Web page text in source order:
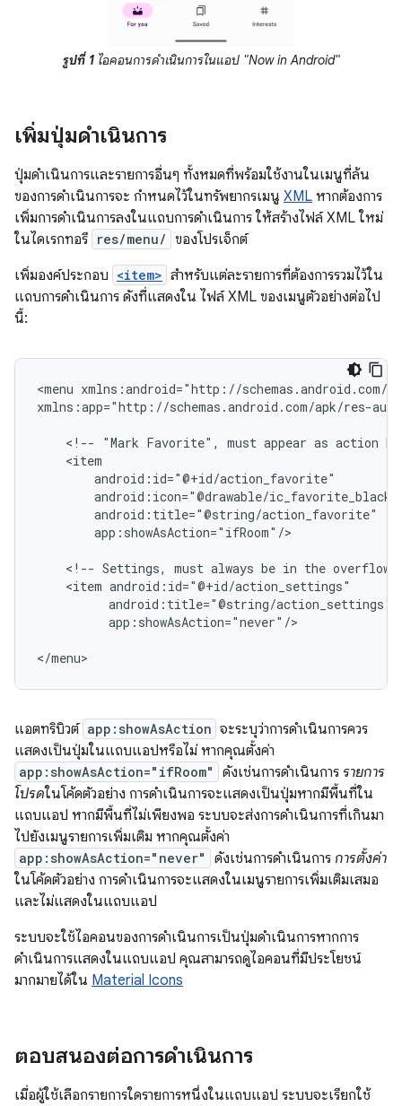
รูปที่ 1ไอคอนการดำเนินการในแอป "Now in Android"
เพิ่มปุ่มดำเนินการ
ปุ่มดำเนินการและรายการอื่นๆ ทั้งหมดที่พร้อมใช้งานในเมนูที่ล้น
ของการดำเนินการจะ กำหนดไว้ในทรัพยากรเมนู XML หากต้องการ
เพิ่มการดำเนินการลงในแถบการดำเนินการ ให้สร้างไฟล์ XML ใหม่
ในไดเรกทอรี res/menu/ ของโปรเจ็กต์
เพิ่มองค์ประกอบ <item> สำหรับแต่ละรายการที่ต้องการรวมไว้ใน
แถบการดำเนินการ ดังที่แสดงใน ไฟล์ XML ของเมนูตัวอย่างต่อไป
นี้:
<menu xmlns:android="http://schemas.android.com/
xmlns:app="http://schemas.android.com/apk/res-
<!-- "Mark Favorite", must appear as action
app:showAsAction="ifRoom"/>
<!-- Settings, must always be in the overflow.
<item
app:showAsAction="never"/>
</menu>
แอตทริบิวต์ app:showAsAction จะระบุว่าการดำเนินการควร
แสดงเป็นปุ่มในแถบแอปหรือไม่ หากคุณตั้งค่า
app:showAsAction="ifRoom" ดังเช่นการดำเนินการ รายการ
โปรดในโค้ดตัวอย่าง การดำเนินการจะแสดงเป็นปุ่มหากมีพื้นที่ใน
แถบแอป หากมีพื้นที่ไม่เพียงพอ ระบบจะส่งการดำเนินการที่เกินมา
ไปยังเมนูรายการเพิ่มเติม หากคุณตั้งค่า
app:showAsAction="never" ดังเช่นการดำเนินการ การตั้งค่า
ในโค้ดตัวอย่าง การดำเนินการจะแสดงในเมนูรายการเพิ่มเติมเสมอ
และไม่แสดงในแถบแอป
ระบบจะใช้ไอคอนของการดำเนินการเป็นปุ่มดำเนินการหากการ
ดำเนินการแสดงในแถบแอป คุณสามารถดูไอคอนที่มีประโยชน์
มากมายได้ใน Material Icons
ตอบสนองต่อการดำเนินการ
เมื่อผู้ใช้เลือกรายการใดรายการหนึ่งในแถบแอป ระบบจะเรียกใช้